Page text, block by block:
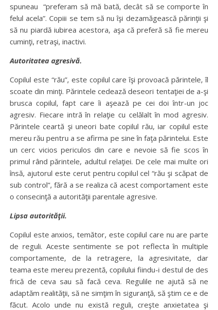
spuneau
“preferam să mă bată, decât să se comporte în
felul acela”. Copiii se tem să nu îşi dezamăgească părinţii şi
să nu piardă iubirea acestora, aşa că preferă să fie mereu
cuminţi, retraşi, inactivi.
Autoritatea agresivă.
Copilul este “rău”, este copilul care îşi provoacă părintele, îl
scoate din minţi. Părintele cedează deseori tentaţiei de a-şi
brusca copilul, fapt care îi aşează pe cei doi într-un joc
agresiv. Fiecare intră în relaţie cu celălalt în mod agresiv.
Părintele ceartă şi uneori bate copilul rău, iar copilul este
mereu rău pentru a se afirma pe sine în faţa părintelui. Este
un cerc vicios periculos din care e nevoie să fie scos în
primul rând părintele, adultul relaţiei. De cele mai multe ori
însă, ajutorul este cerut pentru copilul cel “rău şi scăpat de
sub control”, fără a se realiza că acest comportament este
o consecinţă a autorităţii parentale agresive.
Lipsa autorităţii.
Copilul este anxios, temător, este copilul care nu are parte
de reguli. Aceste sentimente se pot reflecta în multiple
comportamente, de la retragere, la agresivitate, dar
teama este mereu prezentă, copilului fiindu-i destul de des
frică de ceva sau să facă ceva. Regulile ne ajută să ne
adaptăm realităţii, să ne simţim în siguranţă, să ştim ce e de
făcut. Acolo unde nu există reguli, creşte anxietatea şi